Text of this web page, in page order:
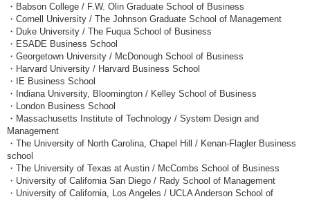
・Babson College / F.W. Olin Graduate School of Business
・Cornell University / The Johnson Graduate School of Management
・Duke University / The Fuqua School of Business
・ESADE Business School
・Georgetown University / McDonough School of Business
・Harvard University / Harvard Business School
・IE Business School
・Indiana University, Bloomington / Kelley School of Business
・London Business School
・Massachusetts Institute of Technology / System Design and
Management
・The University of North Carolina, Chapel Hill / Kenan-Flagler Business
school
・The University of Texas at Austin / McCombs School of Business
・University of California San Diego / Rady School of Management
・University of California, Los Angeles / UCLA Anderson School of